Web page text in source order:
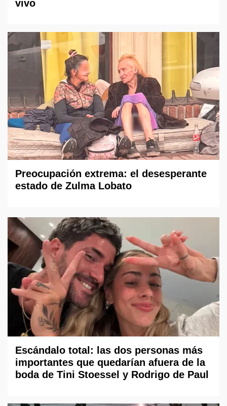
vivo
Preocupación extrema: el desesperante
estado de Zulma Lobato
Escándalo total: las dos personas más
importantes que quedarían afuera de la
boda de Tini Stoessel y Rodrigo de Paul